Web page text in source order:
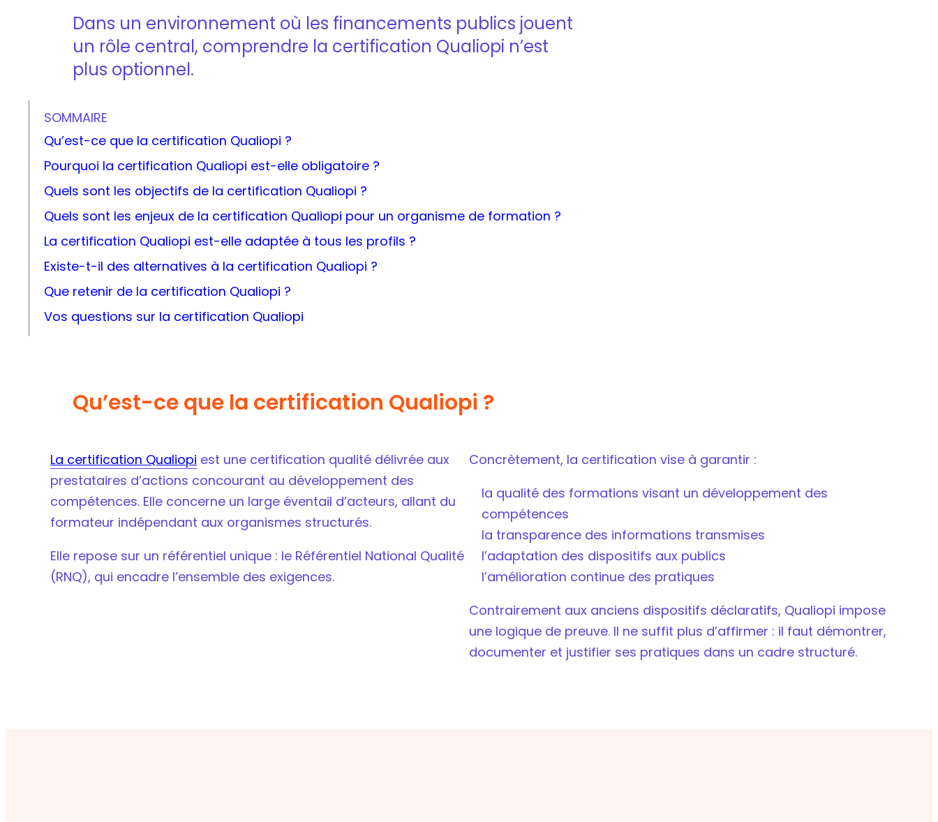
Dans un environnement où les financements publics jouent
un rôle central, comprendre la certification Qualiopi n’est
plus optionnel.
SOMMAIRE
Qu’est-ce que la certification Qualiopi ?
Pourquoi la certification Qualiopi est-elle obligatoire ?
Quels sont les objectifs de la certification Qualiopi ?
Quels sont les enjeux de la certification Qualiopi pour un organisme de formation ?
La certification Qualiopi est-elle adaptée à tous les profils ?
Existe-t-il des alternatives à la certification Qualiopi ?
Que retenir de la certification Qualiopi ?
Vos questions sur la certification Qualiopi
Qu’est-ce que la certification Qualiopi ?
La certification Qualiopi est une certification qualité délivrée aux
prestataires d’actions concourant au développement des
compétences. Elle concerne un large éventail d’acteurs, allant du
formateur indépendant aux organismes structurés.
Elle repose sur un référentiel unique : le Référentiel National Qualité
(RNQ), qui encadre l’ensemble des exigences.
Concrètement, la certification vise à garantir :
la qualité des formations visant un développement des
compétences
la transparence des informations transmises
l’adaptation des dispositifs aux publics
l’amélioration continue des pratiques
Contrairement aux anciens dispositifs déclaratifs, Qualiopi impose
une logique de preuve. Il ne suffit plus d’affirmer : il faut démontrer,
documenter et justifier ses pratiques dans un cadre structuré.